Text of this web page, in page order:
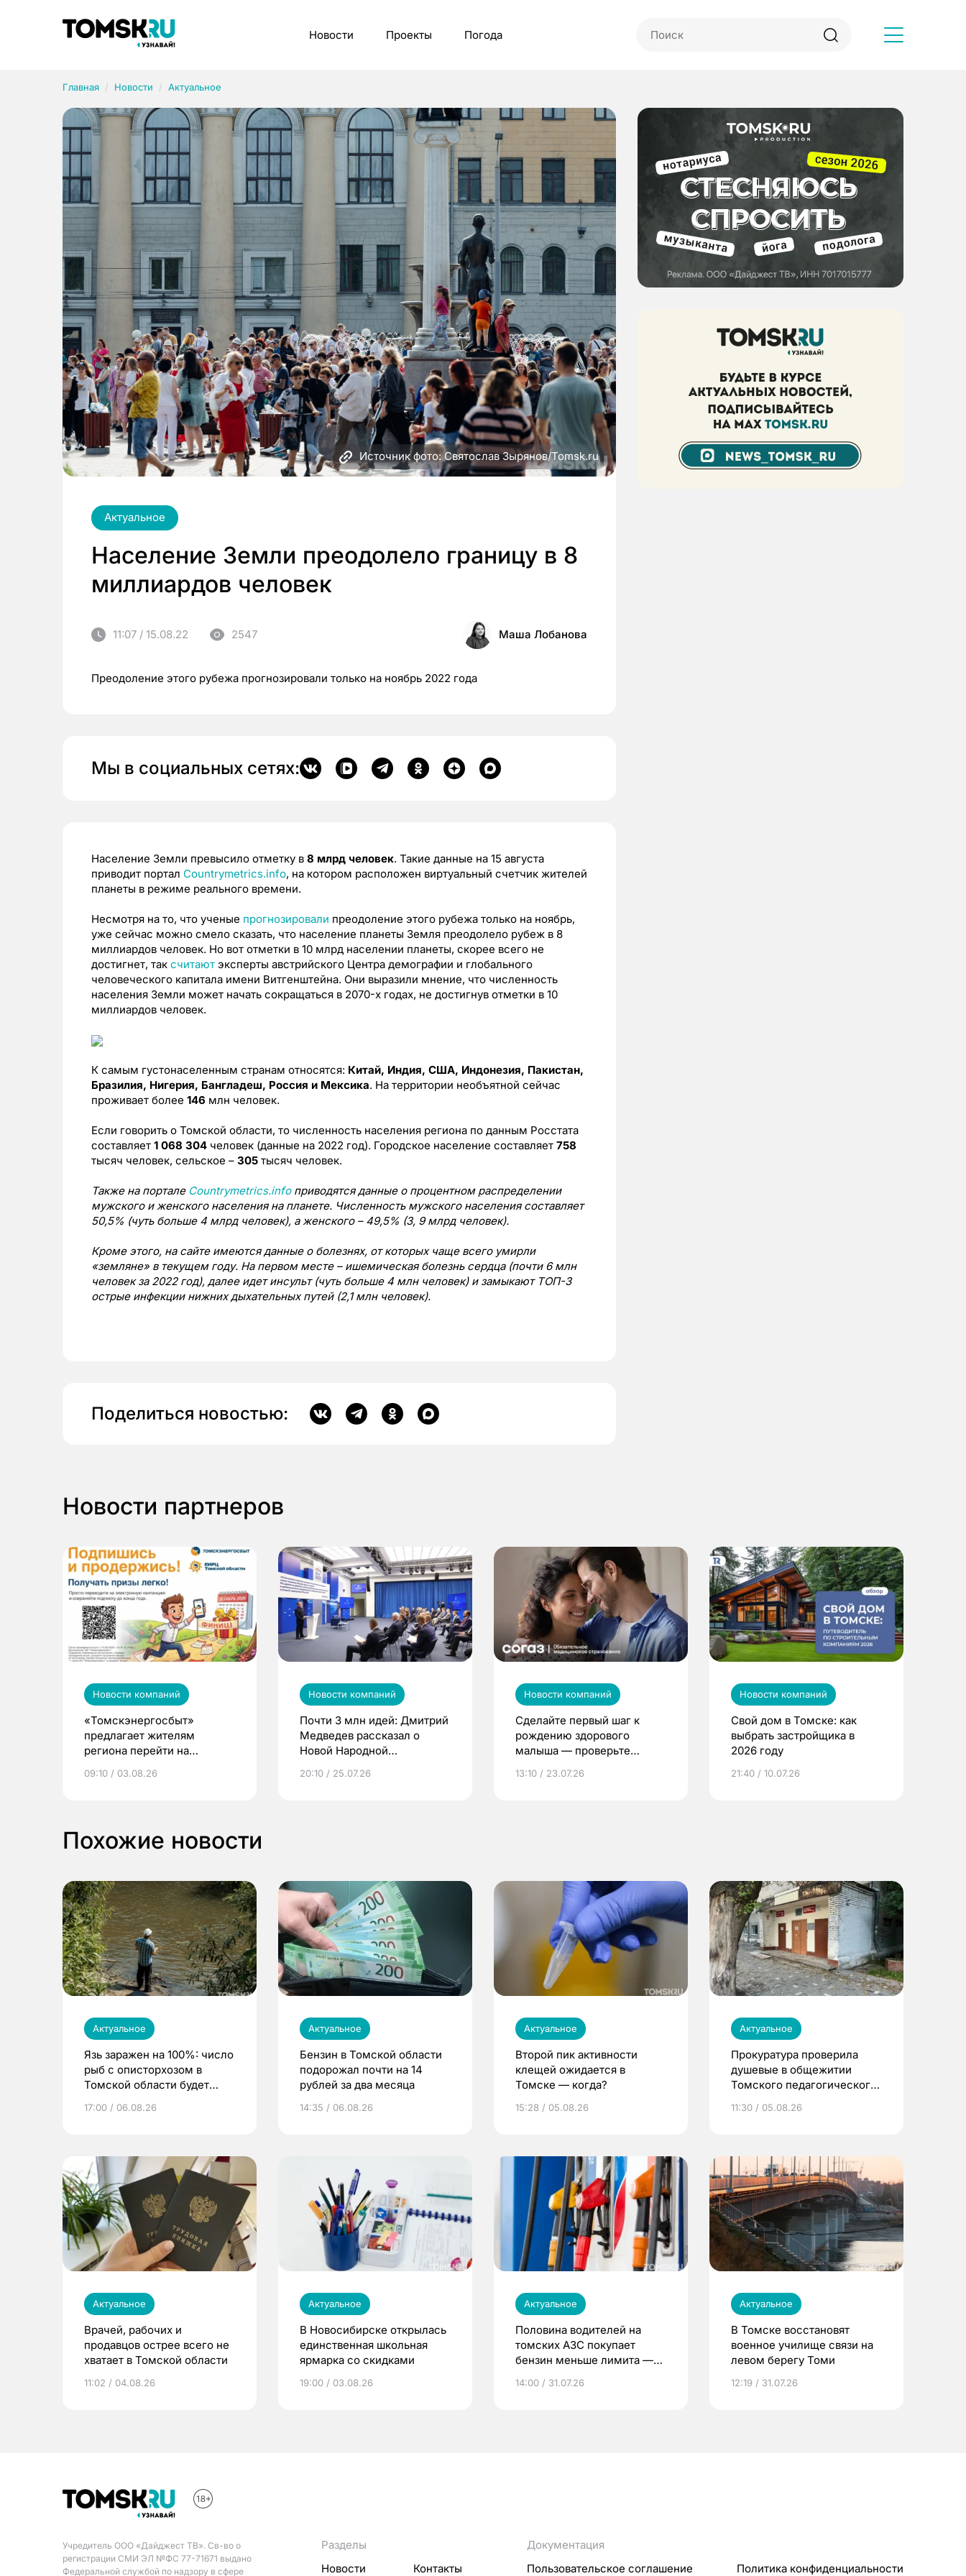
Новости Проекты Погода
Главная Новости Актуальное
Источник фото: Святослав Зырянов/Tomsk.ru
Актуальное
Население Земли преодолело границу в 8
миллиардов человек
11:07 / 15.08.22 2547 Маша Лобанова
Преодоление этого рубежа прогнозировали только на ноябрь 2022 года
Мы в социальных сетях:
Население Земли превысило отметку в 8 млрд человек. Такие данные на 15 августа
приводит портал Countrymetrics.info, на котором расположен виртуальный счетчик жителей
планеты в режиме реального времени.
Несмотря на то, что ученые прогнозировали преодоление этого рубежа только на ноябрь,
уже сейчас можно смело сказать, что население планеты Земля преодолело рубеж в 8
миллиардов человек. Но вот отметки в 10 млрд населении планеты, скорее всего не
достигнет, так считают эксперты австрийского Центра демографии и глобального
человеческого капитала имени Витгенштейна. Они выразили мнение, что численность
населения Земли может начать сокращаться в 2070-х годах, не достигнув отметки в 10
миллиардов человек.
К самым густонаселенным странам относятся: Китай, Индия, США, Индонезия, Пакистан,
Бразилия, Нигерия, Бангладеш, Россия и Мексика. На территории необъятной сейчас
проживает более 146 млн человек.
Если говорить о Томской области, то численность населения региона по данным Росстата
составляет 1 068 304 человек (данные на 2022 год). Городское население составляет 758
тысяч человек, сельское – 305 тысяч человек.
Также на портале Countrymetrics.infoприводятся данные о процентном распределении
мужского и женского населения на планете. Численность мужского населения составляет
50,5% (чуть больше 4 млрд человек), а женского – 49,5% (3, 9 млрд человек).
Кроме этого, на сайте имеются данные о болезнях, от которых чаще всего умирли
«земляне» в текущем году. На первом месте – ишемическая болезнь сердца (почти 6 млн
человек за 2022 год), далее идет инсульт (чуть больше 4 млн человек) и замыкают ТОП-3
острые инфекции нижних дыхательных путей (2,1 млн человек).
Поделиться новостью:
Новости партнеров
Новости компаний
«Томскэнергосбыт»
предлагает жителям
региона перейти на
выиграть призы
09:10 / 03.08.26
Новости компаний
Почти 3 млн идей: Дмитрий
Медведев рассказал о
Новой Народной
20:10 / 25.07.26
Новости компаний
Сделайте первый шаг к
рождению здорового
малыша — проверьте
по ОМС!
13:10 / 23.07.26
Новости компаний
Свой дом в Томске: как
выбрать застройщика в
2026 году
21:40 / 10.07.26
Похожие новости
Актуальное
Язь заражен на 100%: число
рыб с описторхозом в
Томской области будет
17:00 / 06.08.26
Актуальное
Бензин в Томской области
подорожал почти на 14
рублей за два месяца
14:35 / 06.08.26
Актуальное
Второй пик активности
клещей ожидается в
Томске — когда?
15:28 / 05.08.26
Актуальное
Прокуратура проверила
душевые в общежитии
Томского педагогического
11:30 / 05.08.26
Актуальное
Врачей, рабочих и
продавцов острее всего не
хватает в Томской области
11:02 / 04.08.26
Актуальное
В Новосибирске открылась
единственная школьная
ярмарка со скидками
19:00 / 03.08.26
Актуальное
Половина водителей на
томских АЗС покупает
бензин меньше лимита —
14:00 / 31.07.26
Актуальное
В Томске восстановят
военное училище связи на
левом берегу Томи
12:19 / 31.07.26
Учредитель ООО «Дайджест ТВ». Св-во о
регистрации СМИ ЭЛ №ФС 77-71671 выдано
Федеральной службой по надзору в сфере
Разделы
Новости
Контакты
Документация
Пользовательское соглашение
Политика конфиденциальности
Рубрики